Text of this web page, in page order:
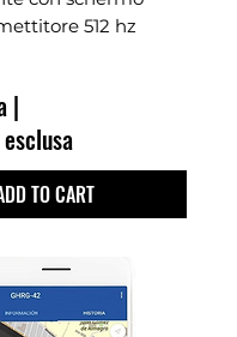
512 hz
|
TO CART